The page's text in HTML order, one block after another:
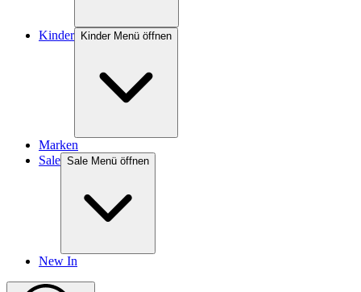
Kinder Kinder Menü öffnen
Marken
Sale Sale Menü öffnen
New In